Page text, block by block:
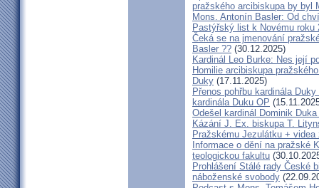
pražského arcibiskupa by byl
Mons. Antonín Basler: Od
Pastýřský list k Novému roku
Čeká se na jmenování
Basler ?? (30.12.2025)
Kardinál Leo Burke: Nes její
Homilie arcibiskupa
Duky (17.11.2025)
Přenos pohřbu kardinála
kardinála Duku OP
Odešel kardinál Dominik
Kázání J. Ex. biskupa T.
Pražskému Jezulátku + videa
Informace o dění na pražské
teologickou fakultu
Prohlášení Stálé rady České
náboženské svobody